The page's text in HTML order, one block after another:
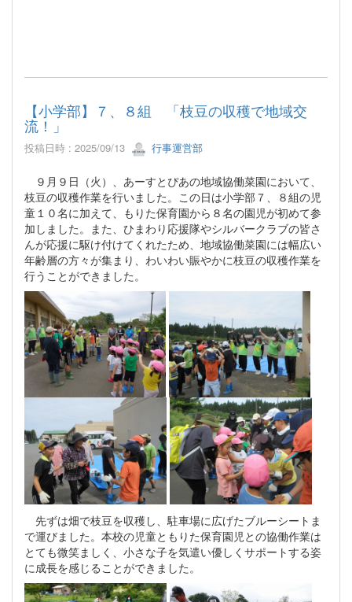
【小学部】７、８組 「枝豆の収穫で地域交
流！」
投稿日時 : 2025/09/13 行事運営部
９月９日（火）、あーすとぴあの地域協働菜園において、
枝豆の収穫作業を行いました。この日は小学部７、８組の児
童１０名に加えて、もりた保育園から８名の園児が初めて参
加しました。また、ひまわり応援隊やシルバークラブの皆さ
んが応援に駆け付けてくれたため、地域協働菜園には幅広い
年齢層の方々が集まり、わいわい賑やかに枝豆の収穫作業を
行うことができました。
先ずは畑で枝豆を収穫し、駐車場に広げたブルーシートま
で運びました。本校の児童ともりた保育園児との協働作業は
とても微笑ましく、小さな子を気遣い優しくサポートする姿
に成長を感じることができました。